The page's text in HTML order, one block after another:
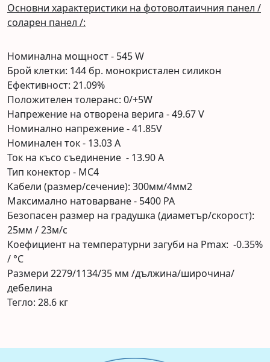
Основни характеристики на фотоволтаичния панел /
соларен панел /:
Номинална мощност - 545 W
Брой клетки: 144 бр. монокристален силикон
Ефективност: 21.09%
Положителен толеранс: 0/+5W
Напрежение на отворена верига - 49.67 V
Номинално напрежение - 41.85V
Номинален ток - 13.03 А
Ток на късо съединение - 13.90 А
Тип конектор - MC4
Кабели (размер/сечение): 300мм/4мм2
Максимално натоварване - 5400 PA
Безопасен размер на градушка (диаметър/скорост):
25мм / 23м/с
Коефициент на температурни загуби на Pmax: -0.35%
/ °C
Размери 2279/1134/35 мм /дължина/широчина/
дебелина
Тегло: 28.6 кг